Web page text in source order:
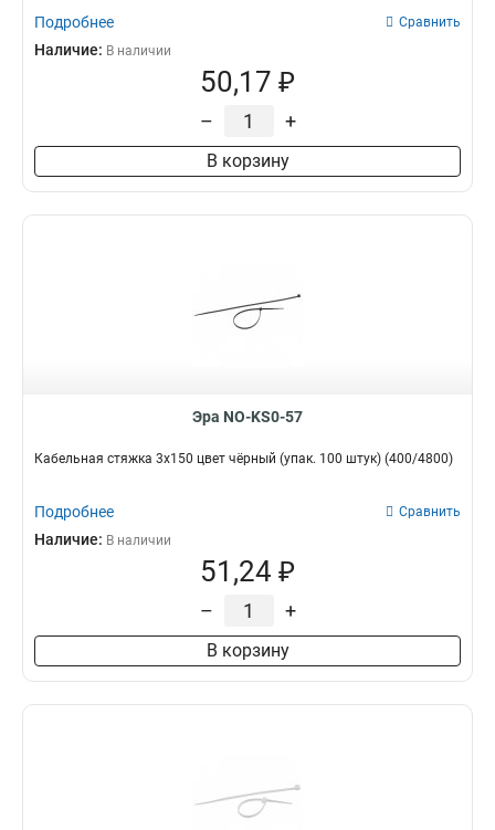
Подробнее Сравнить
Наличие: В наличии
50,17 ₽
– +
В корзину
Эра NO-KS0-57
Кабельная стяжка 3х150 цвет чёрный (упак. 100 штук) (400/4800)
Подробнее Сравнить
Наличие: В наличии
51,24 ₽
– +
В корзину